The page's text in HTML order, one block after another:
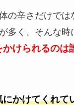
の辛さだけでは
多く、そんな時
けられるのは
かけてくれて